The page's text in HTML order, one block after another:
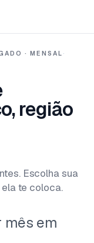
· MENSAL ·
região
Escolha sua
te coloca.
mês em